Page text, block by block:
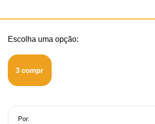
3 compr
Por: